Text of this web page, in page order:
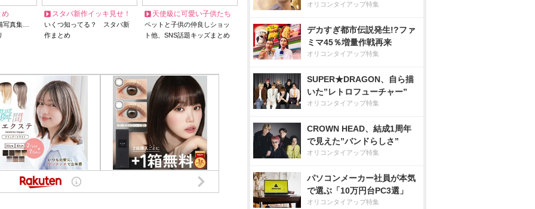
め
写真集…
スタバ新作イッキ見せ！
いくつ知ってる？ スタバ新
作まとめ
天使級に可愛い子供たち
ペットと子供の仲良しショッ
ト他、SNS話題キッズまとめ
オリコンタイアップ特集
デカすぎ都市伝説発生!?ファ
ミマ45％増量作戦再来
オリコンタイアップ特集
SUPER★DRAGON、自ら描
いた”レトロフューチャー”
オリコンタイアップ特集
CROWN HEAD、結成1周年
で見えた”バンドらしさ”
オリコンタイアップ特集
パソコンメーカー社員が本気
で選ぶ「10万円台PC3選」
オリコンタイアップ特集